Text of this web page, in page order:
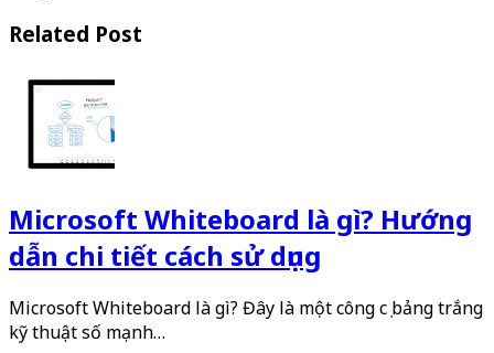
Related Post
Microsoft Whiteboard là gì? Hướng
dẫn chi tiết cách sử dụng
Microsoft Whiteboard là gì? Đây là một công cụ bảng trắng
kỹ thuật số mạnh…